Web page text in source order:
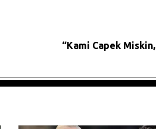
“Kami Capek